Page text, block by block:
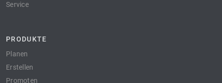
Service
PRODUKTE
Planen
Erstellen
Promoten